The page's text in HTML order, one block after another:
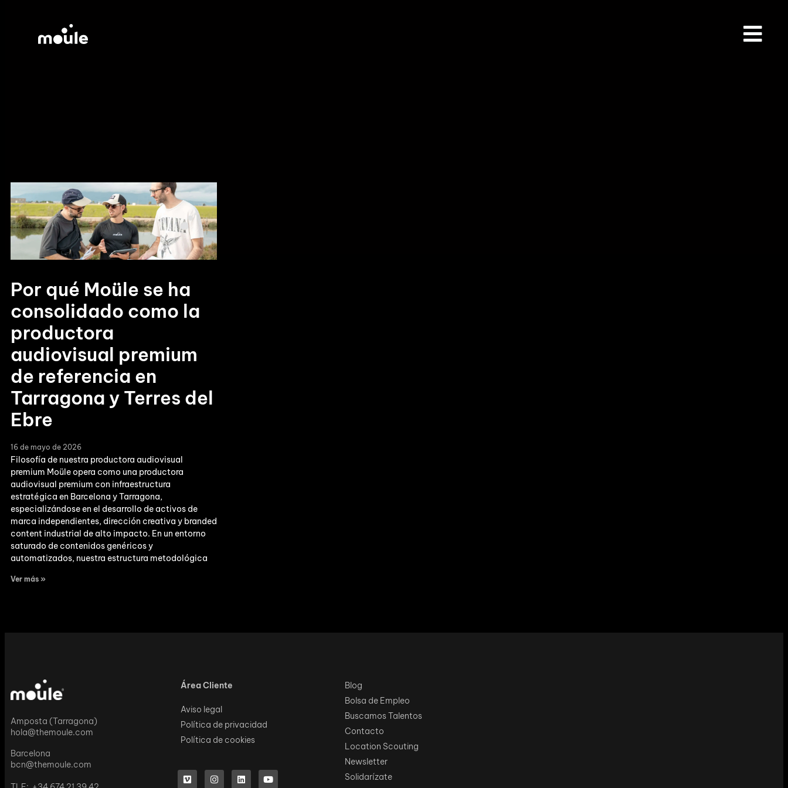
Por qué Moüle se ha
consolidado como la
productora
audiovisual premium
de referencia en
Tarragona y Terres del
Ebre
16 de mayo de 2026
Filosofía de nuestra productora audiovisual
premium Moüle opera como una productora
audiovisual premium con infraestructura
estratégica en Barcelona y Tarragona,
especializándose en el desarrollo de activos de
marca independientes, dirección creativa y branded
content industrial de alto impacto. En un entorno
saturado de contenidos genéricos y
automatizados, nuestra estructura metodológica
Ver más »
Amposta (Tarragona)
hola@themoule.com
Barcelona
bcn@themoule.com
Área Cliente
Aviso legal
Política de privacidad
Política de cookies
Blog
Bolsa de Empleo
Buscamos Talentos
Contacto
Location Scouting
Newsletter
Solidarízate